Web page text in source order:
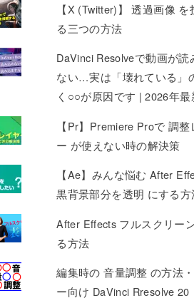
【X (Twitter)】 透過画像 を
る三つの方法
DaVinci Resolveで動画が読
ない…実は「壊れている」
く○○が原因です | 2026年最
【Pr】Premiere Proで 調整
ー が使えない時の解決策
【Ae】みんな悩む After
黒背景部分を透明 にする方
After Effects フルスクリー
る方法
編集時の 音量調整 の方法
ー向け DaVinci Rresolve 20